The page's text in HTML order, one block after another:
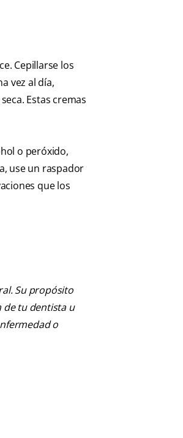
Cepillarse los
vez al día,
Estas cremas
o peróxido,
use un raspador
que los
Su propósito
de tu dentista u
o